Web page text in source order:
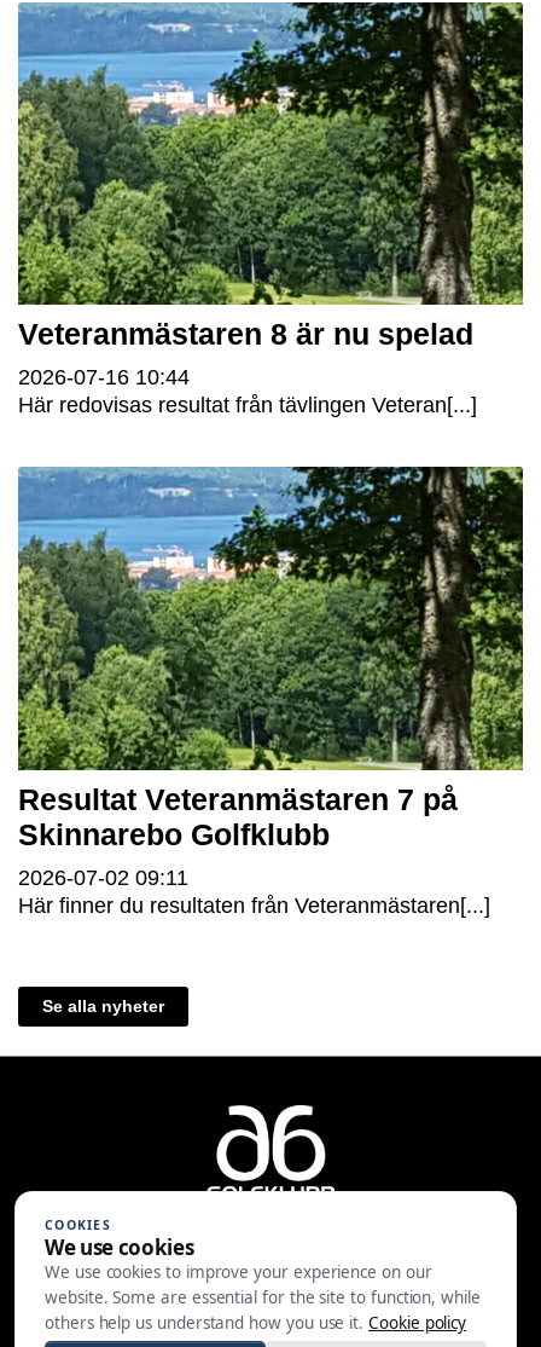
Veteranmästaren 8 är nu spelad
2026-07-16 10:44
Här redovisas resultat från tävlingen Veteran[...]
Resultat Veteranmästaren 7 på
Skinnarebo Golfklubb
2026-07-02 09:11
Här finner du resultaten från Veteranmästaren[...]
Se alla nyheter
A6 Golfklubb | Centralvägen 37 |
553 05 JÖNKÖPING | 036-30 81 30
COOKIES
We use cookies
We use cookies to improve your experience on our
website. Some are essential for the site to function, while
others help us understand how you use it. Cookie policy